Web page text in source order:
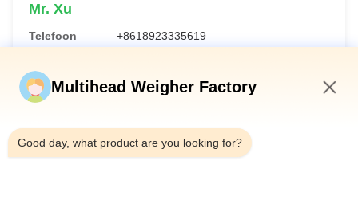
Mr. Xu
Telefoon
+8618923335619
WeChat
E-mail
sales@toupack.com
Multihead Weigher Factory
Good day, what product are you looking for?